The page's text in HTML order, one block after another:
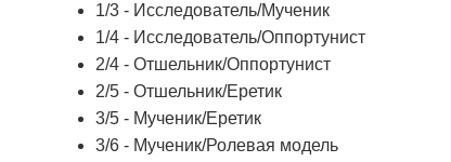
1/3 - Исследователь/Мученик
1/4 - Исследователь/Оппортунист
2/4 - Отшельник/Оппортунист
2/5 - Отшельник/Еретик
3/5 - Мученик/Еретик
3/6 - Мученик/Ролевая модель